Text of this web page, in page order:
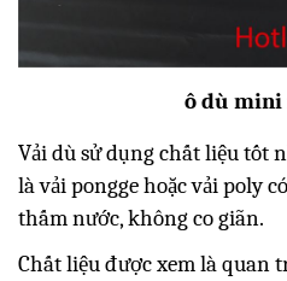
ô dù mini
Vải dù sử dụng chất liệu tốt
là vải pongge hoặc vải poly
thấm nước, không co giãn.
Chất liệu được xem là quan